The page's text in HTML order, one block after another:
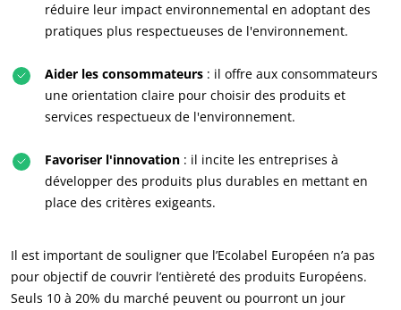
Qui sommes nous ?
Actualités
Carrières
réduire leur impact environnemental en adoptant des
pratiques plus respectueuses de l'environnement.
Aider les consommateurs : il offre aux consommateurs
une orientation claire pour choisir des produits et
services respectueux de l'environnement.
Favoriser l'innovation : il incite les entreprises à
développer des produits plus durables en mettant en
place des critères exigeants.
Il est important de souligner que l’Ecolabel Européen n’a pas
pour objectif de couvrir l’entièreté des produits Européens.
Seuls 10 à 20% du marché peuvent ou pourront un jour